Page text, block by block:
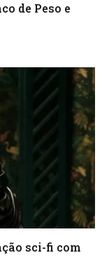
de Peso e
sci-fi com